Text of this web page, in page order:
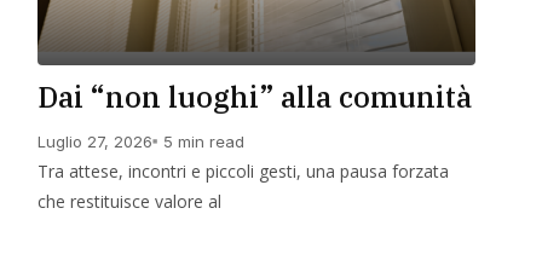
Dai “non luoghi” alla comunità
Luglio 27, 2026 5 min read
Tra attese, incontri e piccoli gesti, una pausa forzata
che restituisce valore al